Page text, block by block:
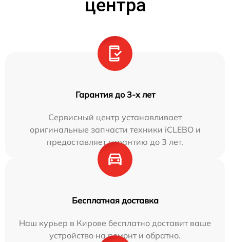
центра
Гарантия до 3-х лет
Сервисный центр устанавливает
оригинальные запчасти техники iCLEBO и
предоставляет гарантию до 3 лет.
Бесплатная доставка
Наш курьер в Кирове бесплатно доставит ваше
устройство на ремонт и обратно.